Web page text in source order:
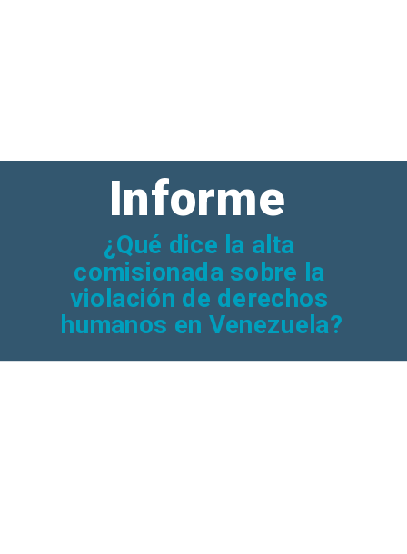
Informe
Bachelet
¿Qué dice la alta
comisionada sobre la
violación de derechos
humanos en Venezuela?